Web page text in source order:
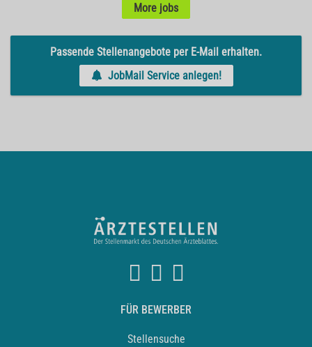
More jobs
Passende Stellenangebote per E-Mail erhalten.
JobMail Service anlegen!
FÜR BEWERBER
Stellensuche